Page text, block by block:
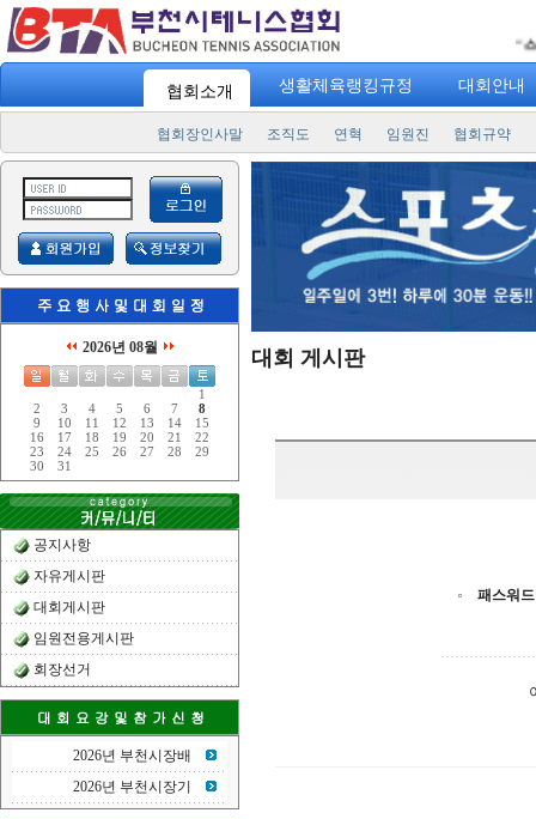
스
협회소개 생활체육랭킹규정 대회안내
협회장인사말 조직도 연혁 임원진 협회규약
2026년 08월
1
2
3 4 5 6 7
8
9
10 11 12 13 14
15
16
17 18 19 20 21
22
23
24 25 26 27 28
29
30
31
공지사항
자유게시판
대회게시판
임원전용게시판
회장선거
2026년 부천시장배
2026년 부천시장기
대회 게시판
패스워드